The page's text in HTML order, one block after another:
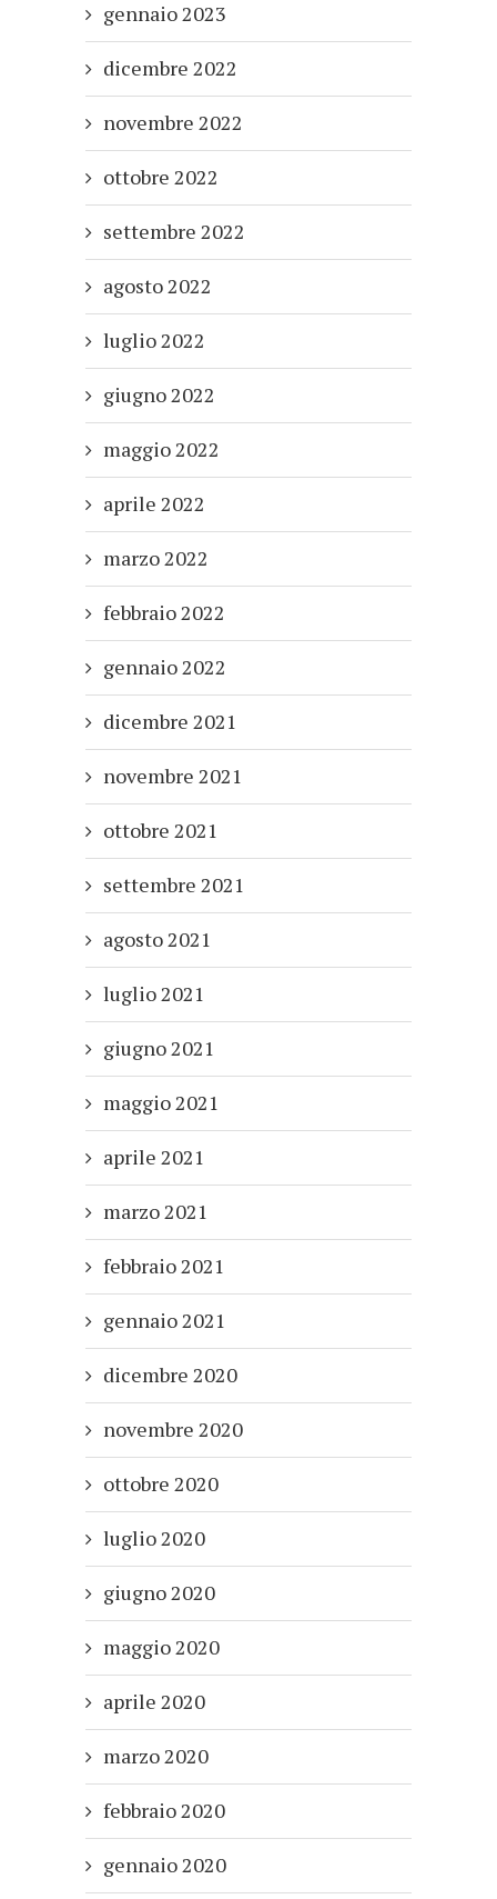
gennaio 2023
dicembre 2022
novembre 2022
ottobre 2022
settembre 2022
agosto 2022
luglio 2022
giugno 2022
maggio 2022
aprile 2022
marzo 2022
febbraio 2022
gennaio 2022
dicembre 2021
novembre 2021
ottobre 2021
settembre 2021
agosto 2021
luglio 2021
giugno 2021
maggio 2021
aprile 2021
marzo 2021
febbraio 2021
gennaio 2021
dicembre 2020
novembre 2020
ottobre 2020
luglio 2020
giugno 2020
maggio 2020
aprile 2020
marzo 2020
febbraio 2020
gennaio 2020